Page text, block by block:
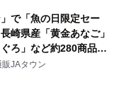
」で「魚の日限定セー
崎県産「黄金あなご」
ろ」など約280商品を
０日の定例企画～
JAタウン